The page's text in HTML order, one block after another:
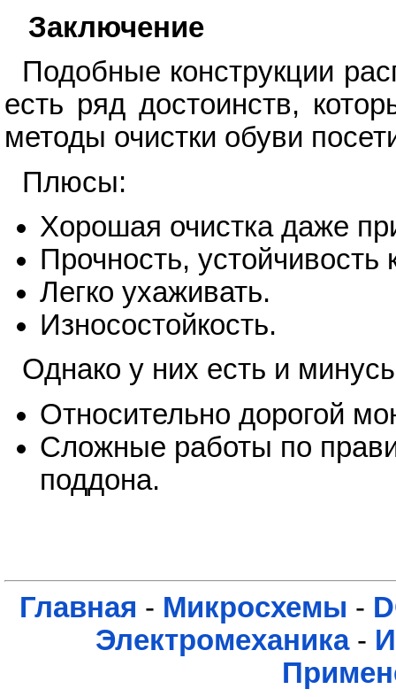
Заключение
Подобные конструкции
есть ряд достоинств,
методы очистки обуви
Плюсы:
Хорошая очистка даже
Прочность, устойчивость
Легко ухаживать.
Износостойкость.
Однако у них есть и
Относительно дорогой
Сложные работы по
поддона.
Главная - Микросхемы -
Электромеханика-